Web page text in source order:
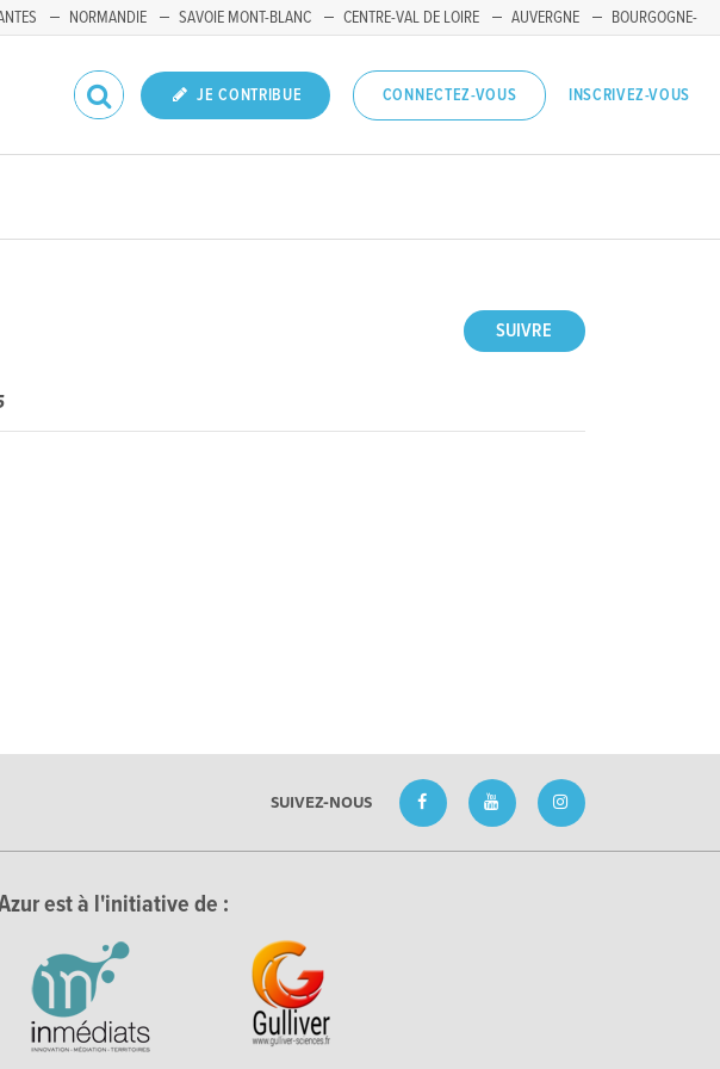
NORMANDIE SAVOIE MONT-BLANC CENTRE-VAL DE LOIRE AUVERGNE
BOURGOGNE-
JE CONTRIBUE CONNECTEZ-VOUS INSCRIVEZ-VOUS
SUIVRE
SUIVEZ-NOUS
est à l'initiative de :